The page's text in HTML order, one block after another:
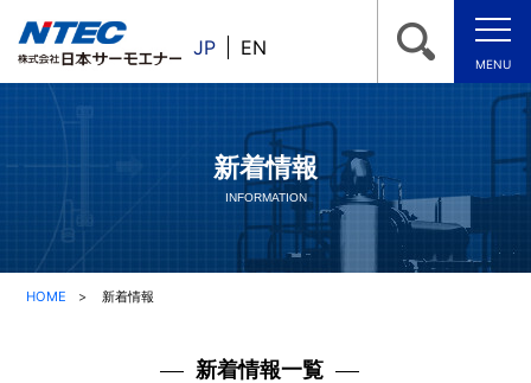
MENU
JP EN
新着情報
INFORMATION
HOME 新着情報
新着情報一覧